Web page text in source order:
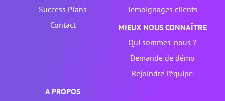
Success Plans
Témoignages clients
Contact
MIEUX NOUS CONNAÎTRE
Qui sommes-nous ?
Demande de démo
Rejoindre l’équipe
A PROPOS